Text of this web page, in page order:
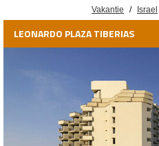
Vakantie / Israel
LEONARDO PLAZA TIBERIAS